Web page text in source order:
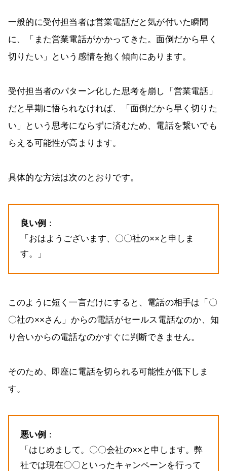
一般的に受付担当者は営業電話だと気が付いた瞬間
に、「また営業電話がかかってきた。面倒だから早く
切りたい」という感情を抱く傾向にあります。
受付担当者のパターン化した思考を崩し「営業電話」
だと早期に悟られなければ、「面倒だから早く切りた
い」という思考にならずに済むため、電話を繋いでも
らえる可能性が高まります。
具体的な方法は次のとおりです。
良い例 ：
「おはようございます、〇〇社の××と申しま
す。」
このように短く一言だけにすると、電話の相手は「〇
〇社の××さん」からの電話がセールス電話なのか、知
り合いからの電話なのかすぐに判断できません。
そのため、即座に電話を切られる可能性が低下しま
す。
悪い例 ：
「はじめまして。〇〇会社の××と申します。弊
社では現在〇〇といったキャンペーンを行って